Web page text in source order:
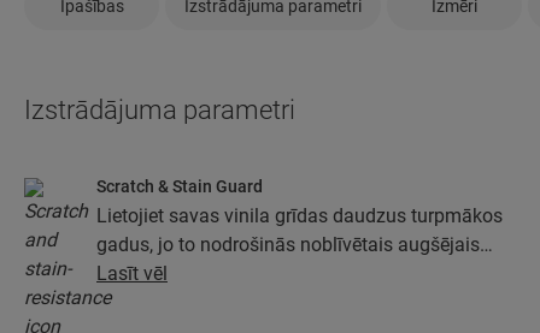
Īpašības Izstrādājuma parametri Izmēri
Izstrādājuma parametri
Scratch & Stain Guard
Lietojiet savas vinila grīdas daudzus turpmākos
gadus, jo to nodrošinās noblīvētais augšējais
slānis ar tehnoloģiju Stain and Scratch Guard.
Šis slānis nodrošinās izcilu aizsardzību pret
Lasīt vēl